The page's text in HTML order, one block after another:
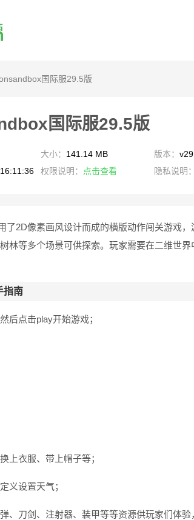
国际服29.5版
国际服29.5版
大小： 141.14 MB 版本：
权限说明： 点击查看 隐私说明：
了2D像素画风设计而成的横版动作闯关游戏
林等多个场景可供探索。玩家需要在二维世
指南
后点击play开始游戏；
上衣服、带上帽子等；
义设置天气；
、刀剑、注射器、装甲等等资源供玩家们体